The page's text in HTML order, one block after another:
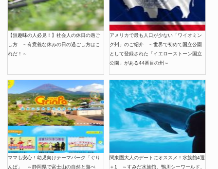
【無趣味の人必見！】社会人の休日の過ご
し方 ～有意義な休みの日の過ごし方はこ
れだ！～
アメリカで最も人口が少ない「ワイオミン
グ州」のご紹介 ～世界で初めて国立公園
として登録された「イエローストーン国立
公園」がある44番目の州～
ママも安心！幼児向けテーマパーク「ぐり
んぱ」 ～静岡県で富士山の自然と遊べ
関東圏大人のデートにオススメ！水族館4選
＋1 ～すみだ水族館、鴨川シーワールド、